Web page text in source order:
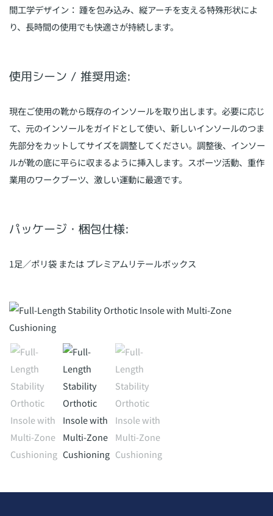
間工学デザイン： 踵を包み込み、縦アーチを支える特殊形状によ
り、長時間の使用でも快適さが持続します。
使用シーン / 推奨用途:
現在ご使用の靴から既存のインソールを取り出します。必要に応じ
て、元のインソールをガイドとして使い、新しいインソールのつま
先部分をカットしてサイズを調整してください。調整後、インソー
ルが靴の底に平らに収まるように挿入します。スポーツ活動、重作
業用のワークブーツ、激しい運動に最適です。
パッケージ・梱包仕様:
1足／ポリ袋 または プレミアムリテールボックス